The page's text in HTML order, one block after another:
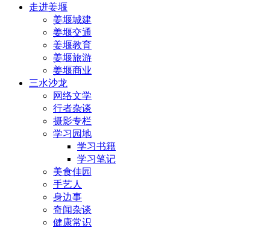
走进姜堰
姜堰城建
姜堰交通
姜堰教育
姜堰旅游
姜堰商业
三水沙龙
网络文学
行者杂谈
摄影专栏
学习园地
学习书籍
学习笔记
美食佳园
手艺人
身边事
奇闻杂谈
健康常识